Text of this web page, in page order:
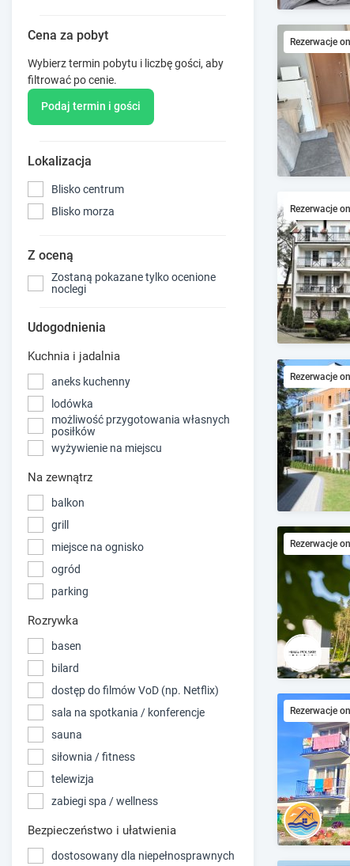
Cena za pobyt
Wybierz termin pobytu i liczbę gości, aby
filtrować po cenie.
Podaj termin i gości
Lokalizacja
Blisko centrum
Blisko morza
Z oceną
Zostaną pokazane tylko ocenione
noclegi
Udogodnienia
Kuchnia i jadalnia
aneks kuchenny
lodówka
możliwość przygotowania własnych
posiłków
wyżywienie na miejscu
Na zewnątrz
balkon
grill
miejsce na ognisko
ogród
parking
Rozrywka
basen
bilard
dostęp do filmów VoD (np. Netflix)
sala na spotkania / konferencje
sauna
siłownia / fitness
telewizja
zabiegi spa / wellness
Bezpieczeństwo i ułatwienia
dostosowany dla niepełnosprawnych
Rezerwacje
Rezerwacje
Rezerwacje
Rezerwacje
Rezerwacje